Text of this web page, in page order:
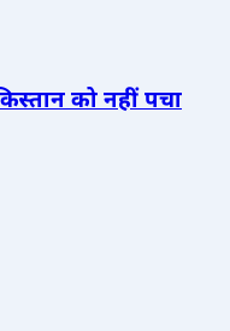
को नहीं पचा